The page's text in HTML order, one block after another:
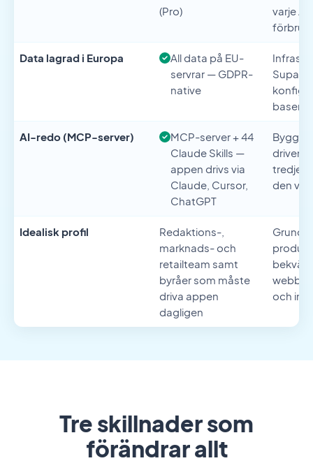
(Pro)
varje
Data lagrad i Europa
All data på EU-
servrar — GDPR-
native
AI-redo (MCP-server)
MCP-server + 44
Claude Skills —
appen drivs via
Claude, Cursor,
ChatGPT
Byggd
driven
den väl
Idealisk profil
Redaktions-,
marknads- och
retailteam samt
byråer som måste
driva appen
dagligen
och
Tre skillnader som
förändrar allt